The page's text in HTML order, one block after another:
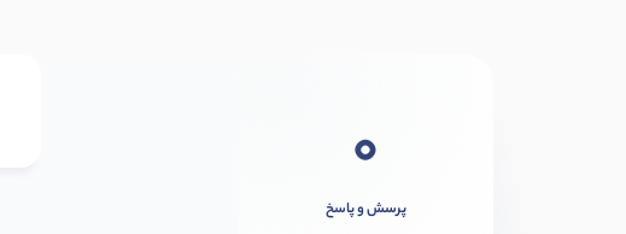
0
پرسش و پاسخ